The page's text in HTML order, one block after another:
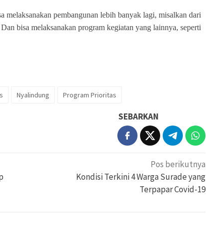
melaksanakan pembangunan lebih banyak lagi, misalkan dari
bisa melaksanakan program kegiatan yang lainnya, seperti
Nyalindung Program Prioritas
SEBARKAN
Pos berikutnya
Kondisi Terkini 4 Warga Surade yang
Terpapar Covid-19